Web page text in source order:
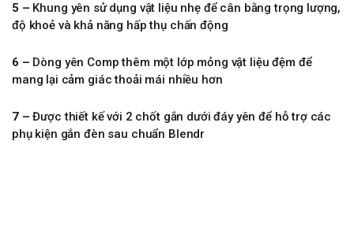
5 – Khung yên sử dụng vật liệu nhẹ để cân bằng trọng lượng,
độ khoẻ và khả năng hấp thụ chấn động
6 – Dòng yên Comp thêm một lớp mỏng vật liệu đệm để
mang lại cảm giác thoải mái nhiều hơn
7 – Được thiết kế với 2 chốt gắn dưới đáy yên để hỗ trợ các
phụ kiện gắn đèn sau chuẩn Blendr